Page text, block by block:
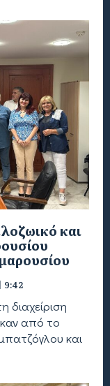
και
9:42
από το
και